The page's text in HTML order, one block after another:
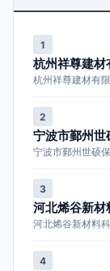
1
杭州祥尊建材
杭州祥尊建材有
2
宁波市鄞州世
宁波市鄞州世硕
3
河北烯谷新材
河北烯谷新材料
4